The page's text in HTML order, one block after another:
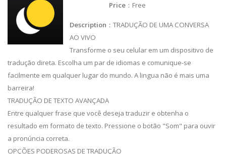
Price ：Free
Description ：TRADUÇÃO DE UMA CONVERSA
AO VIVO
Transforme o seu celular em um dispositivo de
tradução direta. Escolha um par de idiomas e comunique-se
facilmente em qualquer lugar do mundo. A lingua não é mais uma
barreira!
TRADUÇÃO DE TEXTO AVANÇADA
Entre qualquer frase que você deseja traduzir e obtenha o
resultado em formato de texto. Pressione o botão "Som" para ouvir
a pronúncia correta.
OPÇÕES PODEROSAS DE TRADUÇÃO